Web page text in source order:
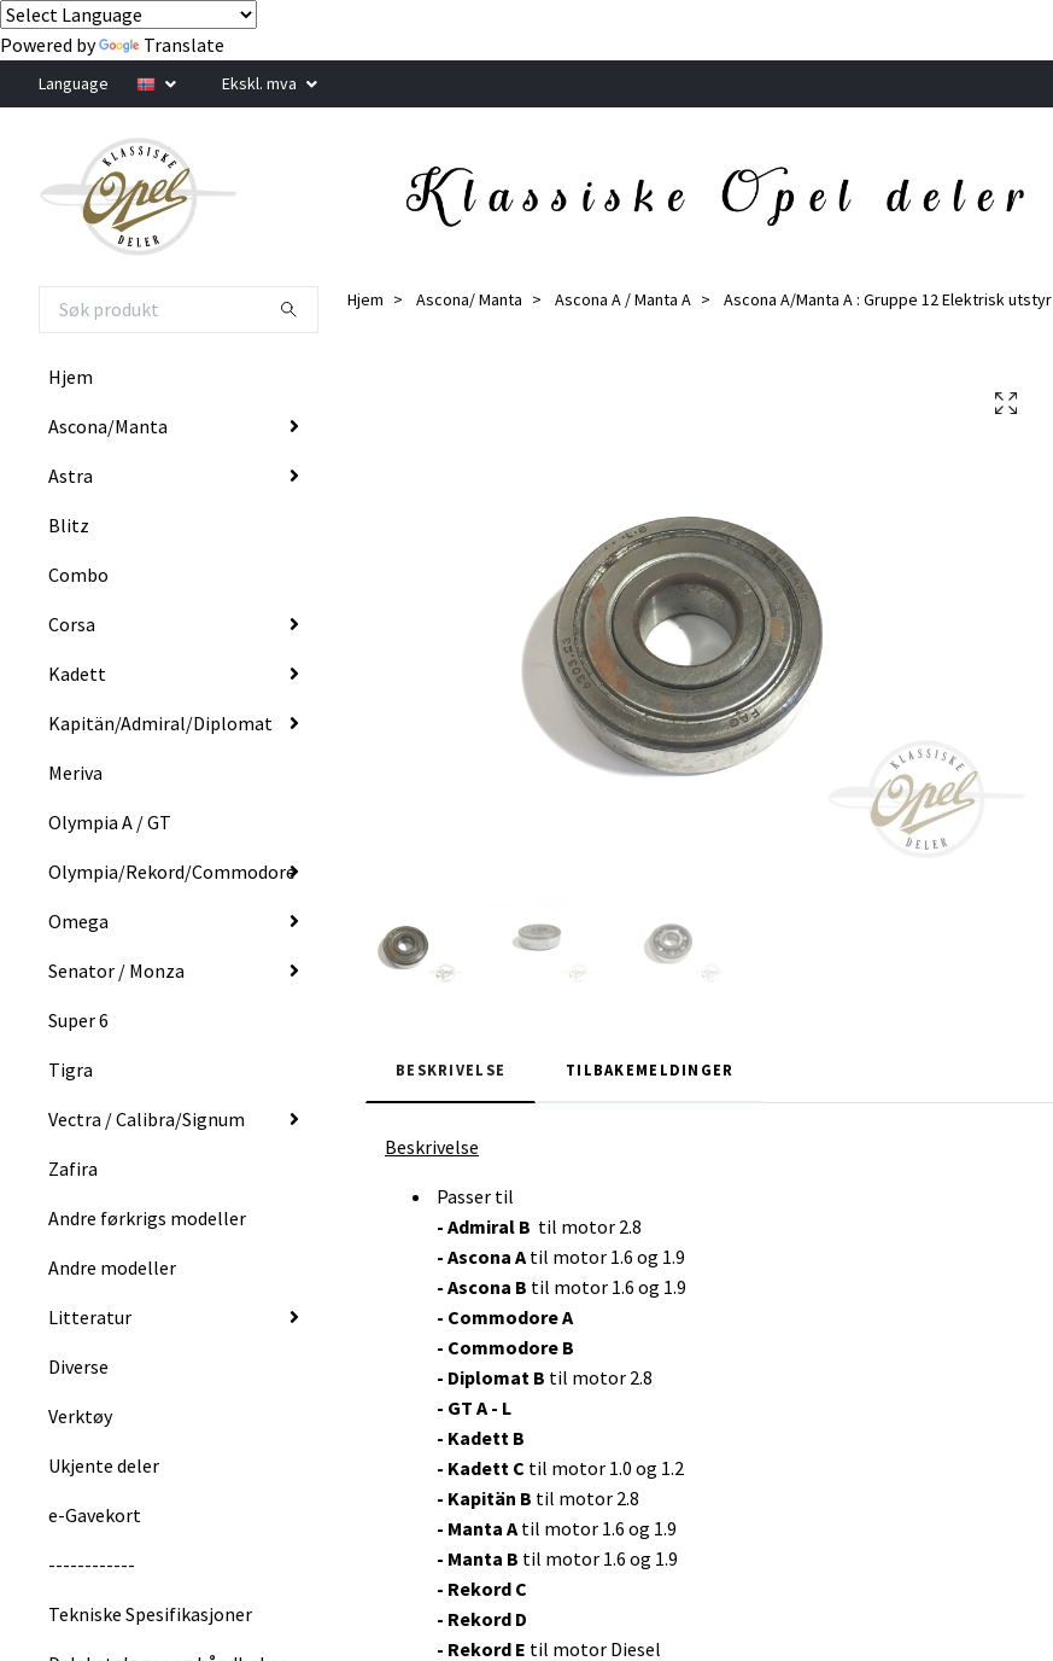
Powered by Translate
Language Ekskl. mva
Hjem
Ascona/Manta
Astra
Blitz
Combo
Corsa
Kadett
Kapitän/Admiral/Diplomat
Meriva
Olympia A / GT
Olympia/Rekord/Commodore
Omega
Senator / Monza
Super 6
Tigra
Vectra / Calibra/Signum
Zafira
Andre førkrigs modeller
Andre modeller
Litteratur
Diverse
Verktøy
Ukjente deler
e-Gavekort
------------
Tekniske Spesifikasjoner
Hjem Ascona/ Manta Ascona A / Manta A Ascona A/Manta A : Gruppe 12 Elektrisk utstyr
BESKRIVELSE TILBAKEMELDINGER
Beskrivelse
Passer til
- Admiral B til motor 2.8
- Ascona Atil motor 1.6 og 1.9
- Ascona B til motor 1.6 og 1.9
- Commodore A
- Commodore B
- Diplomat B til motor 2.8
- GT A - L
- Kadett B
- Kadett C til motor 1.0 og 1.2
- Kapitän B til motor 2.8
- Manta Atil motor 1.6 og 1.9
- Manta B til motor 1.6 og 1.9
- Rekord C
- Rekord D
- Rekord E til motor Diesel